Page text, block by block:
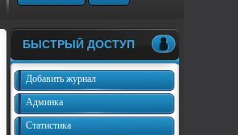
БЫСТРЫЙ ДОСТУП
Добавить журнал
Админка
Статистика